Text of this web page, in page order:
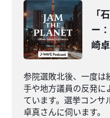
「
ー
崎
参院選敗北後、一度は
手や地方議員の反発に
ています。選挙コンサ
卓真さんに伺います。